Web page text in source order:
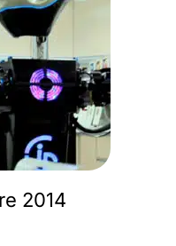
2014